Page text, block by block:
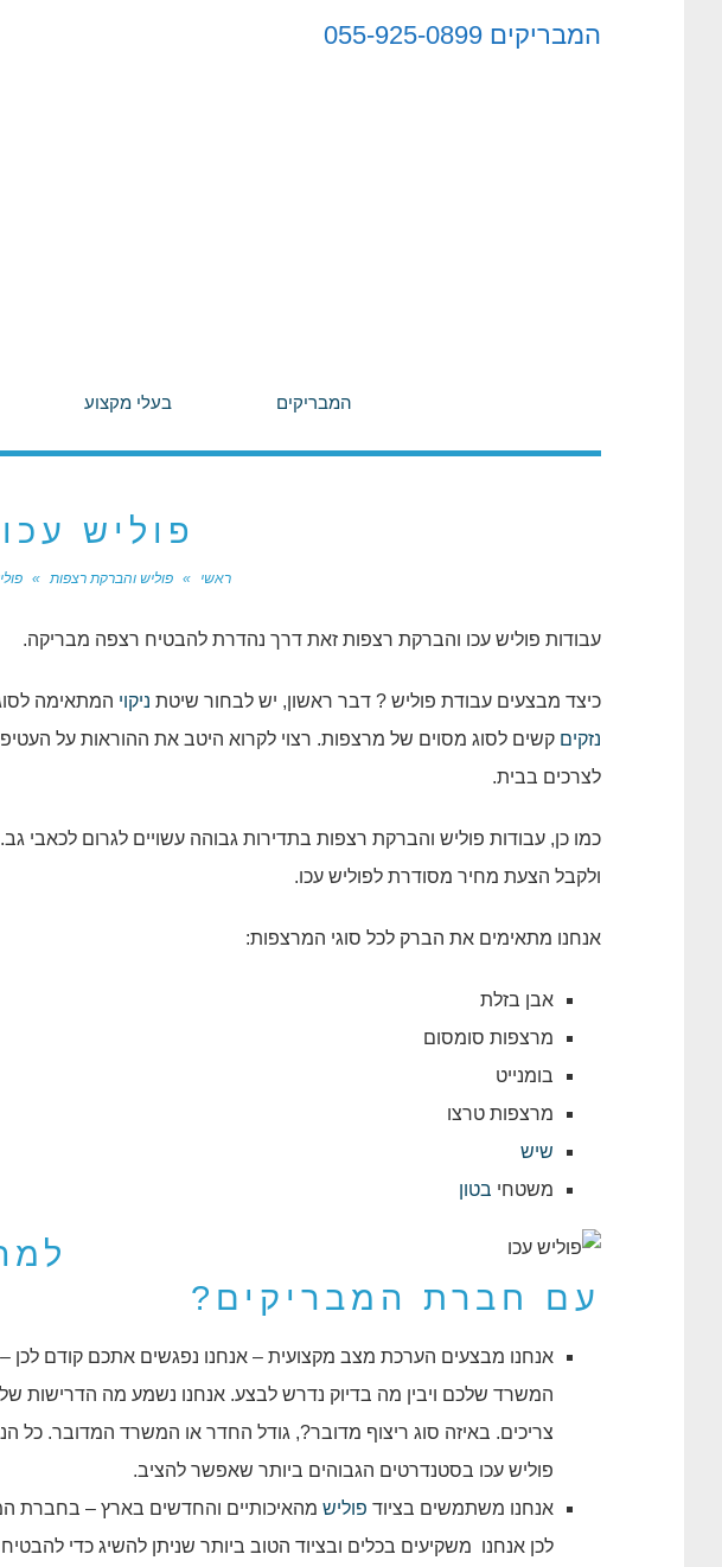
המבריקים 055-925-0899
המבריקים בעלי מקצוע
פוליש עכו
ראשי » פוליש והברקת רצפות »
עבודות פוליש עכו והברקת רצפות זאת דרך נהדרת להבטיח רצפה מבריקה.
כיצד מבצעים עבודת פוליש ? דבר ראשון, יש לבחור שיטת ניקוי המתאימה
נזקים קשים לסוג מסוים של מרצפות. רצוי לקרוא היטב את ההוראות על
לצרכים בבית.
כמו כן, עבודות פוליש והברקת רצפות בתדירות גבוהה עשויים לגרום לכאבי
ולקבל הצעת מחיר מסודרת לפוליש עכו.
אנחנו מתאימים את הברק לכל סוגי המרצפות:
אבן בזלת
מרצפות סומסום
בומנייט
מרצפות טרצו
שיש
משטחי בטון
עם חברת המבריקים?
אנחנו מבצעים הערכת מצב מקצועית – אנחנו נפגשים אתכם קודם לכן
המשרד שלכם ויבין מה בדיוק נדרש לבצע. אנחנו נשמע מה הדרישות
צריכים. באיזה סוג ריצוף מדובר?, גודל החדר או המשרד המדובר. כל
פוליש עכו בסטנדרטים הגבוהים ביותר שאפשר להציב.
אנחנו משתמשים בציוד פוליש מהאיכותיים והחדשים בארץ – בחברת
לכן אנחנו משקיעים בכלים ובציוד הטוב ביותר שניתן להשיג כדי